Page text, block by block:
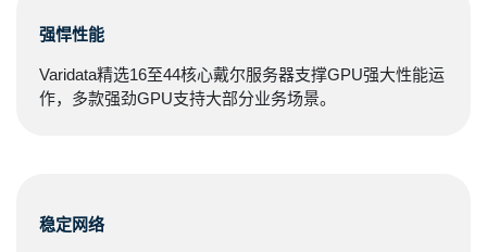
强悍性能
Varidata精选16至44核心戴尔服务器支撑GPU强大性能运
作，多款强劲GPU支持大部分业务场景。
稳定网络